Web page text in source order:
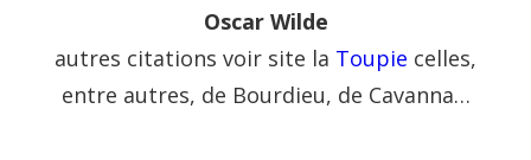
Oscar Wilde
autres citations voir site la Toupie celles,
entre autres, de Bourdieu, de Cavanna…